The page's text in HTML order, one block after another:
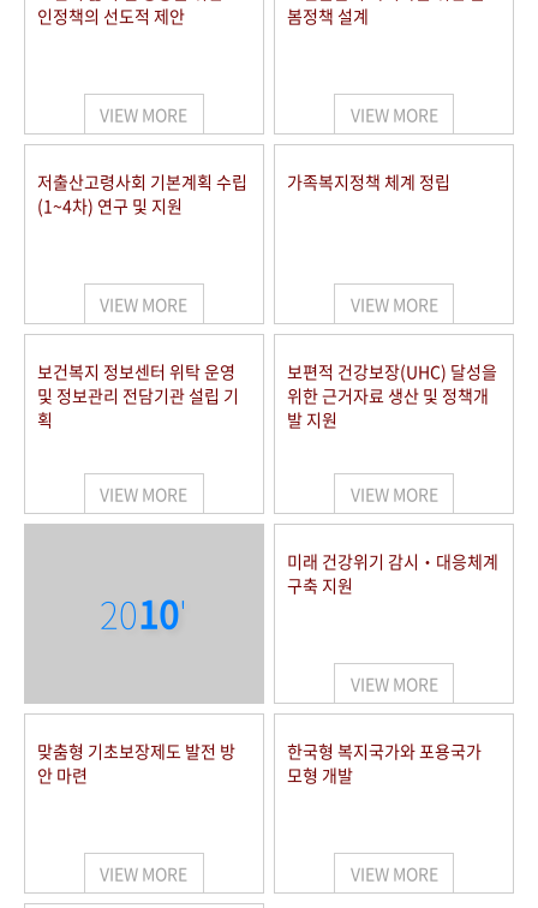
인정책의 선도적 제안
VIEW MORE
봄정책 설계
VIEW MORE
저출산고령사회 기본계획 수립
(1~4차) 연구 및 지원
VIEW MORE
가족복지정책 체계 정립
VIEW MORE
보건복지 정보센터 위탁 운영
및 정보관리 전담기관 설립 기
획
VIEW MORE
보편적 건강보장(UHC) 달성을
위한 근거자료 생산 및 정책개
발 지원
VIEW MORE
2010'
미래 건강위기 감시‧대응체계
구축 지원
VIEW MORE
맞춤형 기초보장제도 발전 방
안 마련
VIEW MORE
한국형 복지국가와 포용국가
모형 개발
VIEW MORE